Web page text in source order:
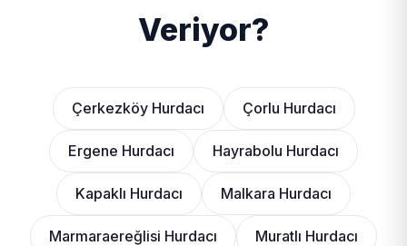
Veriyor?
Çerkezköy Hurdacı Çorlu Hurdacı
Ergene Hurdacı Hayrabolu Hurdacı
Kapaklı Hurdacı Malkara Hurdacı
Marmaraereğlisi Hurdacı Muratlı Hurdacı